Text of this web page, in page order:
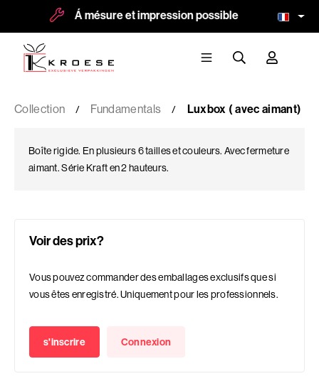
Á mésure et impression possible Plus de
Collection Fundamentals Luxbox ( avec aimant)
Boîte rigide. En plusieurs 6 tailles et couleurs. Avec fermeture
aimant. Série Kraft en 2 hauteurs.
Voir des prix?
Vous pouvez commander des emballages exclusifs que si
vous êtes enregistré. Uniquement pour les professionnels.
s'inscrire Connexion